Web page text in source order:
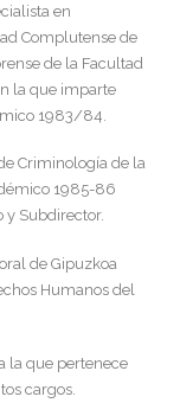
en
Complutense de
de la Facultad
la que imparte
1983/84.
Criminología de la
1985-86
y Subdirector.
de Gipuzkoa
Humanos del
la que pertenece
cargos.